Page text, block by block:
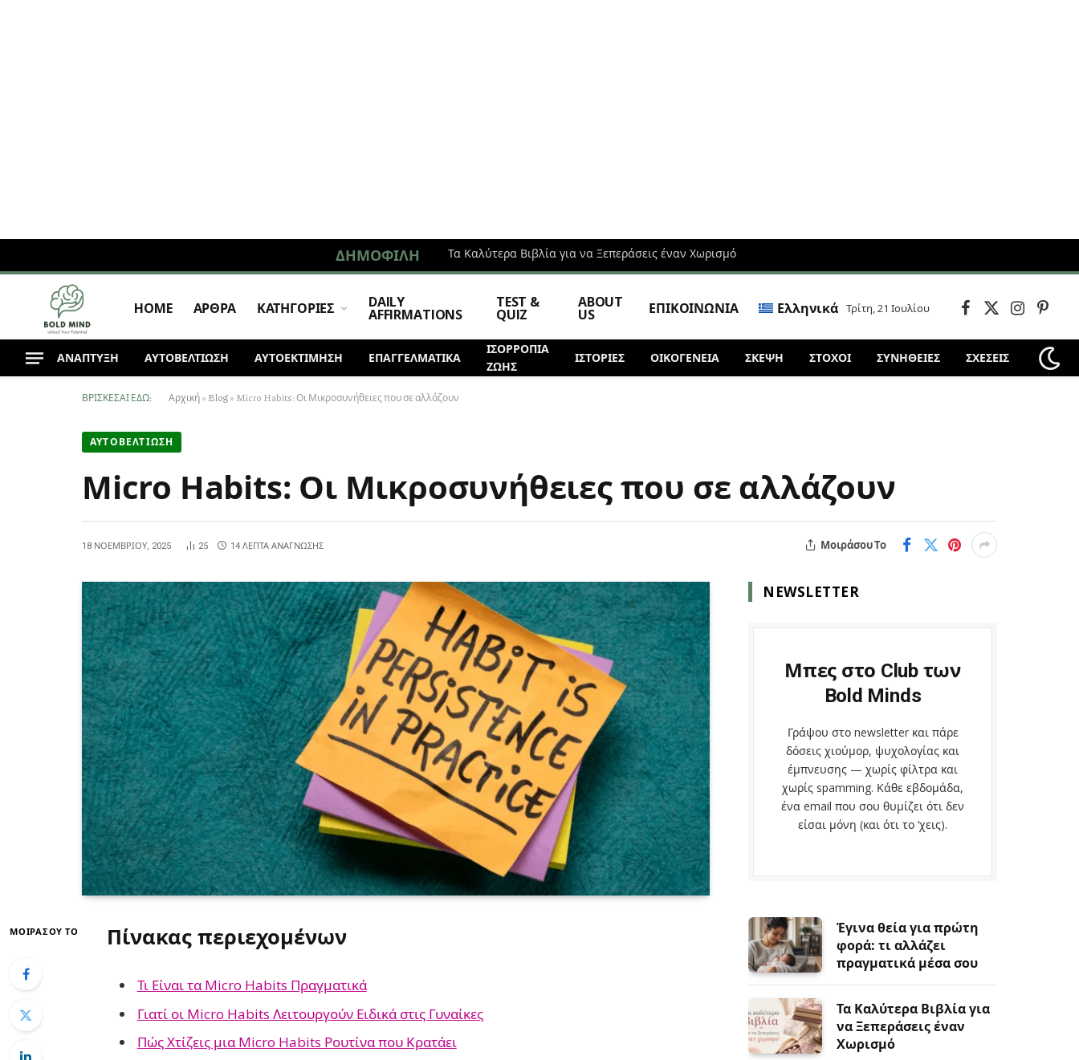
ΔΗΜΟΦΙΛΉ Τα Καλύτερα Βιβλία για να Ξεπεράσεις έναν Χωρισμό
HOME ΑΡΘΡΑ ΚΑΤΗΓΟΡΙΕΣ DAILY
AFFIRMATIONS
TEST &
QUIZ
ABOUT
US ΕΠΙΚΟΙΝΩΝΙΑ Ελληνικά Τρίτη, 21 Ιουλίου Facebook
X
Instagram
ΑΝΆΠΤΥΞΗ ΑΥΤΟΒΕΛΤΙΩΣΗ ΑΥΤΟΕΚΤΙΜΗΣΗ ΕΠΑΓΓΕΛΜΑΤΙΚΆ
ΙΣΟΡΡΟΠΙΑ
ΖΩΗΣ
ΙΣΤΟΡΊΕΣ ΟΙΚΟΓΕΝΕΙΑ ΣΚΈΨΗ ΣΤΌΧΟΙ ΣΥΝΗΘΕΙΕΣ ΣΧΕΣΕΙΣ
ΒΡΊΣΚΕΣΑΙ ΕΔΏ: Αρχική» Blog» Micro Habits: Οι Μικροσυνήθειες που σε αλλάζουν
ΑΥΤΟΒΕΛΤΙΩΣΗ
Micro Habits: Οι Μικροσυνήθειες που σε αλλάζουν
18 ΝΟΕΜΒΡΊΟΥ, 2025 25 14 ΛΕΠΤΆ ΑΝΆΓΝΩΣΗΣ Μοιράσου Το
ΜΟΙΡΆΣΟΥ ΤΟ Πίνακας περιεχομένων
Τι Είναι τα Micro Habits Πραγματικά
Γιατί οι Micro Habits Λειτουργούν Ειδικά στις Γυναίκες
Πώς Χτίζεις μια Micro Habits Ρουτίνα που Κρατάει
NEWSLETTER
Μπες στο Club των
Bold Minds
Γράψου στο newsletter και πάρε
δόσεις χιούμορ, ψυχολογίας και
έμπνευσης — χωρίς φίλτρα και
χωρίς spamming. Κάθε εβδομάδα,
ένα email που σου θυμίζει ότι δεν
είσαι μόνη (και ότι το ‘χεις).
Έγινα θεία για πρώτη
φορά: τι αλλάζει
πραγματικά μέσα σου
Τα Καλύτερα Βιβλία για
να Ξεπεράσεις έναν
Χωρισμό